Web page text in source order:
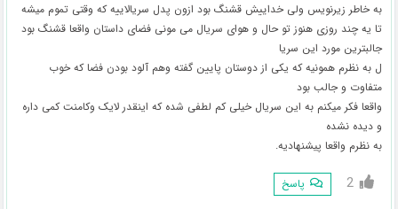
به خاطر زیرنویس ولی خداییش قشنگ بود ازون پدل سریالاییه که وقتی تموم میشه
تا یه چند روزی هنوز تو حال و هوای سریال می مونی فضای داستان واقعا قشنگ بود
جالبترین مورد این سریا
ل به نظرم همونیه که یکی از دوستان پایین گفته وهم آلود بودن فضا که خوب
متفاوت و جالب بود
واقعا فکر میکنم به این سریال خیلی کم لطفی شده که اینقدر لایک وکامنت کمی داره
و دیده نشده
به نظرم واقعا پیشنهادیه.
2 پاسخ